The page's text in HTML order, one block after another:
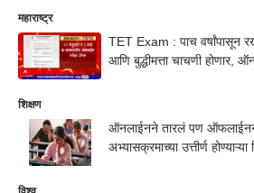
महाराष्ट्र
TET Exam : पाच वर्षांपासून
आणि बुद्धीमत्ता चाचणी होणार,
शिक्षण
ऑनलाईनने तारलं पण ऑफलाईनने
अभ्यासक्रमाच्या उत्तीर्ण होण्याऱ्या